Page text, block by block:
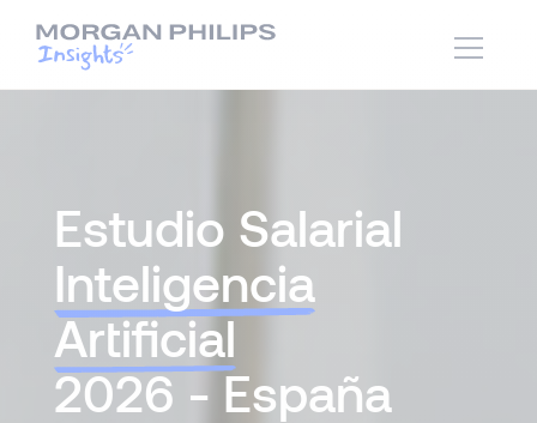
Estudio Salarial
Inteligencia
Artificial
2026 - España